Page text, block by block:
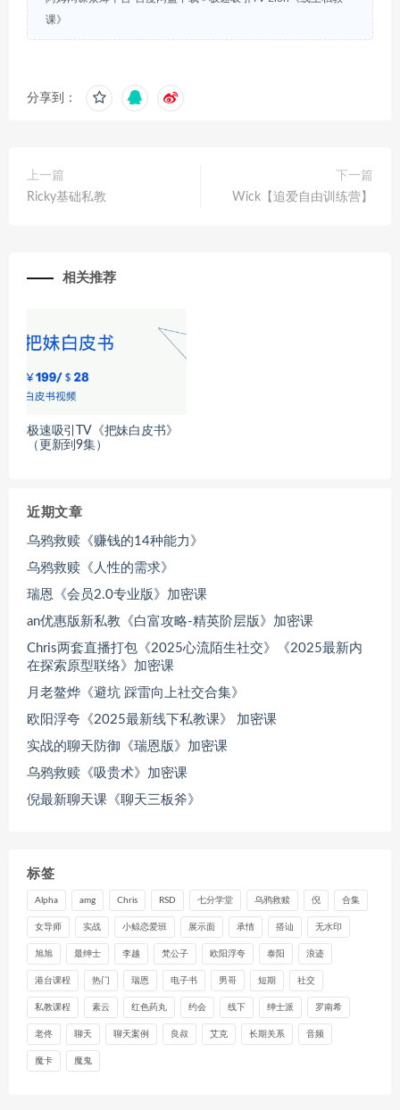
课》
分享到：
上一篇
Ricky基础私教
下一篇
Wick【追爱自由训练营】
相关推荐
极速吸引TV《把妹白皮书》
（更新到9集）
近期文章
乌鸦救赎《赚钱的14种能力》
乌鸦救赎《人性的需求》
瑞恩《会员2.0专业版》加密课
an优惠版新私教《白富攻略-精英阶层版》加密课
Chris两套直播打包《2025心流陌生社交》《2025最新内
在探索原型联络》加密课
月老鳌烨《避坑 踩雷向上社交合集》
欧阳浮夸《2025最新线下私教课》 加密课
实战的聊天防御《瑞恩版》加密课
乌鸦救赎《吸贵术》加密课
倪最新聊天课《聊天三板斧》
标签
Alpha amg Chris RSD 七分学堂 乌鸦救赎 倪 合集
女导师 实战 小鲸恋爱班 展示面 承情 搭讪 无水印
旭旭 最绅士 李越 梵公子 欧阳浮夸 泰阳 浪迹
港台课程 热门 瑞恩 电子书 男哥 短期 社交
私教课程 素云 红色药丸 约会 线下 绅士派 罗南希
老佟 聊天 聊天案例 良叔 艾克 长期关系 音频
魔卡 魔鬼